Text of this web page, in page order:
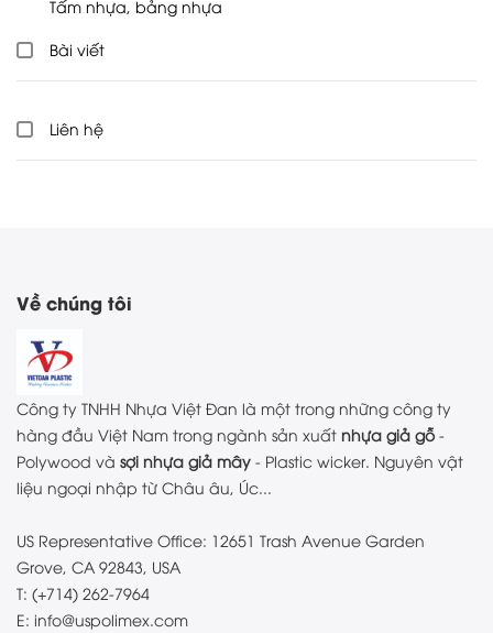
Tấm nhựa, bảng nhựa
Bài viết
Liên hệ
Về chúng tôi
Công ty TNHH Nhựa Việt Đan là một trong những công ty
hàng đầu Việt Nam trong ngành sản xuất nhựa giả gỗ-
Polywood và sợi nhựa giả mây - Plastic wicker. Nguyên vật
liệu ngoại nhập từ Châu âu, Úc...
US Representative Office: 12651 Trash Avenue Garden
Grove, CA 92843, USA
T: (+714) 262-7964
E: info@uspolimex.com